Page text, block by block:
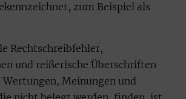
zum Beispiel als
Rechtschreibfehler,
und reißerische Überschriften
Meinungen und